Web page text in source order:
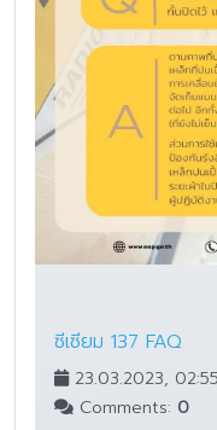
ซีเซียม 137 FAQ
23.03.2023, 02:55
Comments: 0